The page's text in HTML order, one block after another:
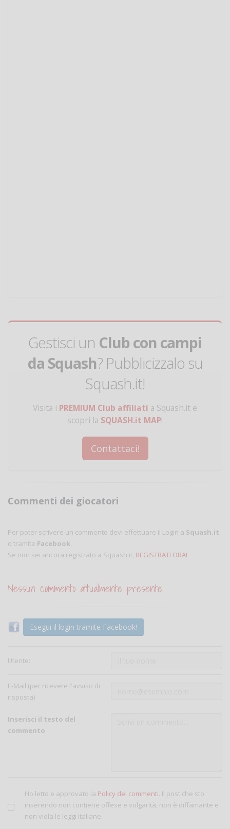
Gestisci un Club con campi
da Squash? Pubblicizzalo su
Squash.it!
Visita i PREMIUM Club affiliati a Squash.it e
scopri la SQUASH.it MAP!
Contattaci!
Commenti dei giocatori
Per poter scrivere un commento devi effettuare il Login a Squash.it
o tramite Facebook.
Se non sei ancora registrato a Squash.it, REGISTRATI ORA!
Nessun commento attualmente presente
Esegui il login tramite Facebook!
Utente:
E-Mail (per ricevere l'avviso di
risposta)
Inserisci il testo del
commento
Ho letto e approvato la Policy dei commenti. Il post che sto
inserendo non contiene offese e volgarità, non è diffamante e
non viola le leggi italiane.